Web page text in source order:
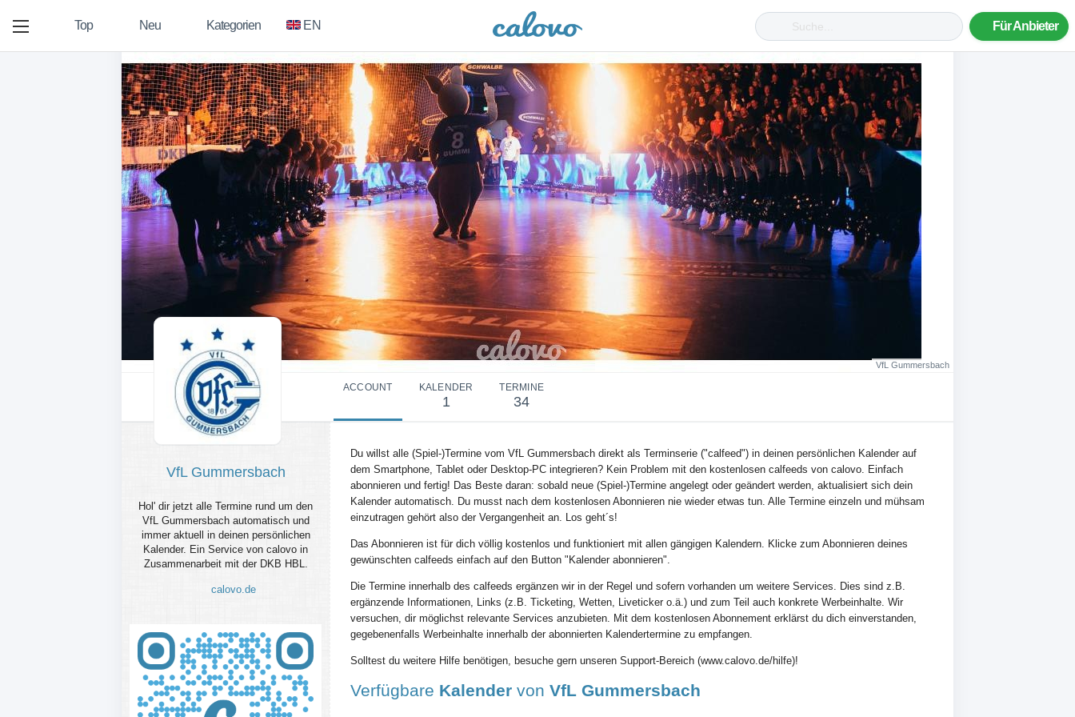
Top Neu Kategorien EN Für Anbieter
VfL Gummersbach
ACCOUNT KALENDER
1
TERMINE
34
VfL Gummersbach
Hol' dir jetzt alle Termine rund um den
VfL Gummersbach automatisch und
immer aktuell in deinen persönlichen
Kalender. Ein Service von calovo in
Zusammenarbeit mit der DKB HBL.
calovo.de
Du willst alle (Spiel-)Termine vom VfL Gummersbach direkt als Terminserie ("calfeed") in deinen persönlichen Kalender auf
dem Smartphone, Tablet oder Desktop-PC integrieren? Kein Problem mit den kostenlosen calfeeds von calovo. Einfach
abonnieren und fertig! Das Beste daran: sobald neue (Spiel-)Termine angelegt oder geändert werden, aktualisiert sich dein
Kalender automatisch. Du musst nach dem kostenlosen Abonnieren nie wieder etwas tun. Alle Termine einzeln und mühsam
einzutragen gehört also der Vergangenheit an. Los geht´s!
Das Abonnieren ist für dich völlig kostenlos und funktioniert mit allen gängigen Kalendern. Klicke zum Abonnieren deines
gewünschten calfeeds einfach auf den Button "Kalender abonnieren".
Die Termine innerhalb des calfeeds ergänzen wir in der Regel und sofern vorhanden um weitere Services. Dies sind z.B.
ergänzende Informationen, Links (z.B. Ticketing, Wetten, Liveticker o.ä.) und zum Teil auch konkrete Werbeinhalte. Wir
versuchen, dir möglichst relevante Services anzubieten. Mit dem kostenlosen Abonnement erklärst du dich einverstanden,
gegebenenfalls Werbeinhalte innerhalb der abonnierten Kalendertermine zu empfangen.
Solltest du weitere Hilfe benötigen, besuche gern unseren Support-Bereich (www.calovo.de/hilfe)!
Verfügbare Kalender von VfL Gummersbach